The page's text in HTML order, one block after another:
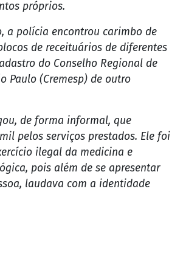
próprios.
a polícia encontrou carimbo de
de receituários de diferentes
do Conselho Regional de
Paulo (Cremesp) de outro
de forma informal, que
pelos serviços prestados. Ele foi
ilegal da medicina e
pois além de se apresentar
laudava com a identidade